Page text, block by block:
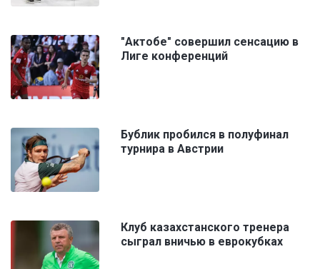
"Актобе" совершил сенсацию в
Лиге конференций
Бублик пробился в полуфинал
турнира в Австрии
Клуб казахстанского тренера
сыграл вничью в еврокубках